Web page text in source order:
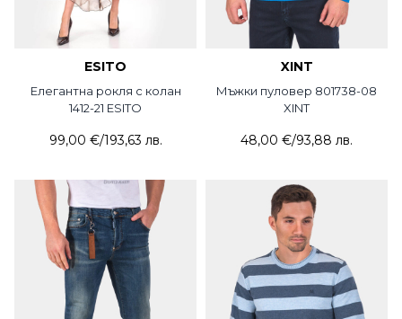
ESITO
Елегантна рокля с колан
1412-21 ESITO
99,00 €/193,63 лв.
XINT
Мъжки пуловер 801738-08
XINT
48,00 €/93,88 лв.